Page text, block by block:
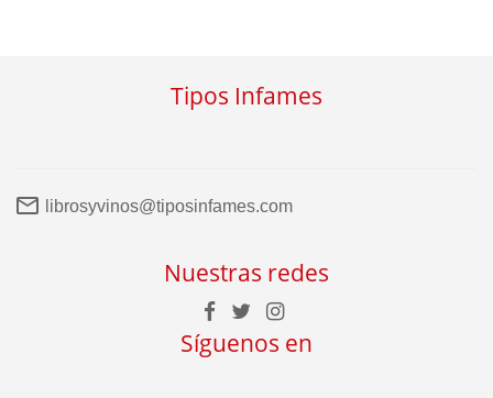
Tipos Infames
librosyvinos@tiposinfames.com
Nuestras redes
Síguenos en